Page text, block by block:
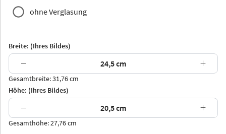
Jersey Dauphine
Arran Luzern
ohne Verglasung
Breite: (Ihres Bildes)
− +
Gesamtbreite: 31,76 cm
Höhe: (Ihres Bildes)
− +
Gesamthöhe: 27,76 cm